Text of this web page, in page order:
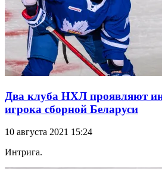
Два клуба НХЛ проявляют
игрока сборной Беларуси
10 августа 2021 15:24
Интрига.